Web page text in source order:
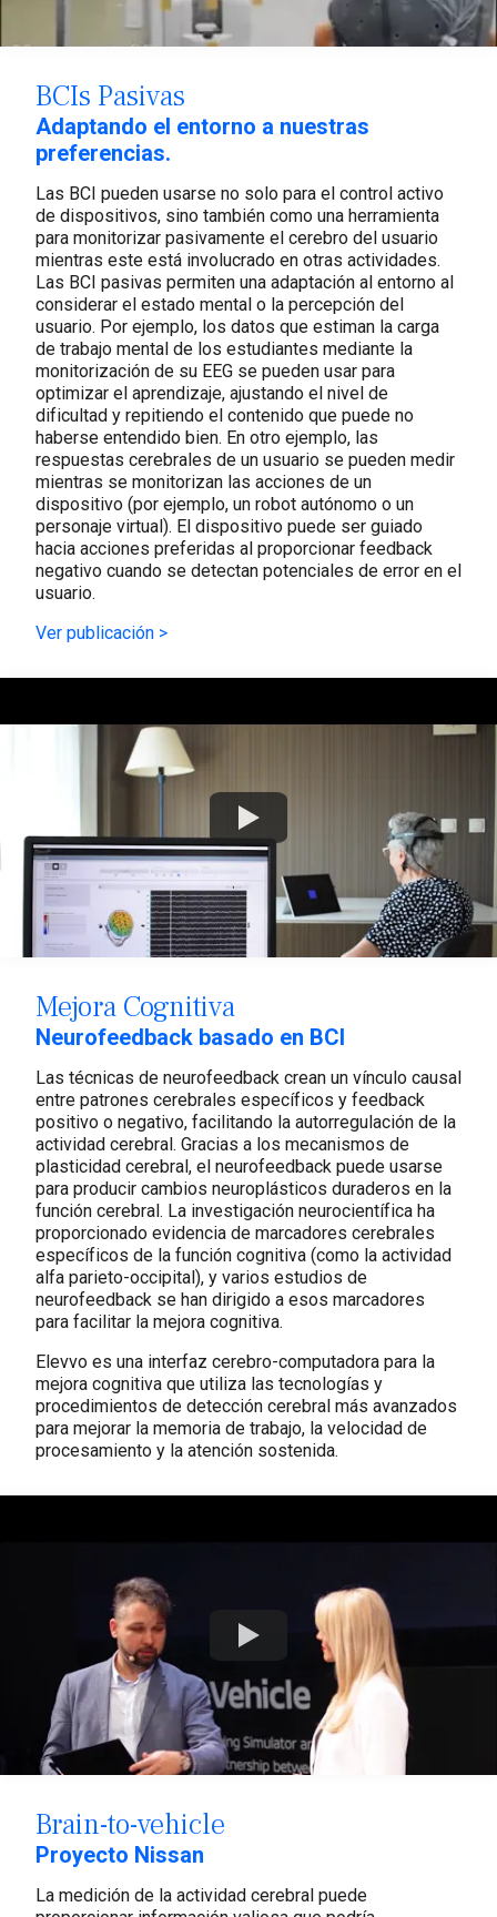
BCIs Pasivas
Adaptando el entorno a nuestras
preferencias.
Las BCI pueden usarse no solo para el control activo
de dispositivos, sino también como una herramienta
para monitorizar pasivamente el cerebro del usuario
mientras este está involucrado en otras actividades.
Las BCI pasivas permiten una adaptación al entorno al
considerar el estado mental o la percepción del
usuario. Por ejemplo, los datos que estiman la carga
de trabajo mental de los estudiantes mediante la
monitorización de su EEG se pueden usar para
optimizar el aprendizaje, ajustando el nivel de
dificultad y repitiendo el contenido que puede no
haberse entendido bien. En otro ejemplo, las
respuestas cerebrales de un usuario se pueden medir
mientras se monitorizan las acciones de un
dispositivo (por ejemplo, un robot autónomo o un
personaje virtual). El dispositivo puede ser guiado
hacia acciones preferidas al proporcionar feedback
negativo cuando se detectan potenciales de error en el
usuario.
Ver publicación >
Watch
Mejora Cognitiva
Neurofeedback basado en BCI
Las técnicas de neurofeedback crean un vínculo causal
entre patrones cerebrales específicos y feedback
positivo o negativo, facilitando la autorregulación de la
actividad cerebral. Gracias a los mecanismos de
plasticidad cerebral, el neurofeedback puede usarse
para producir cambios neuroplásticos duraderos en la
función cerebral. La investigación neurocientífica ha
proporcionado evidencia de marcadores cerebrales
específicos de la función cognitiva (como la actividad
alfa parieto-occipital), y varios estudios de
neurofeedback se han dirigido a esos marcadores
para facilitar la mejora cognitiva.
Elevvo es una interfaz cerebro-computadora para la
mejora cognitiva que utiliza las tecnologías y
procedimientos de detección cerebral más avanzados
para mejorar la memoria de trabajo, la velocidad de
procesamiento y la atención sostenida.
Watch
Brain-to-vehicle
Proyecto Nissan
La medición de la actividad cerebral puede